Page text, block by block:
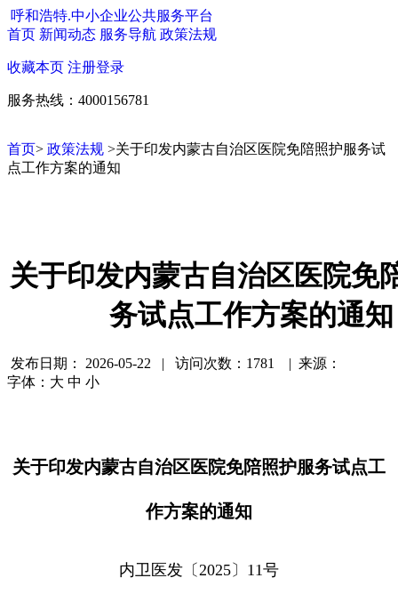
呼和浩特.中小企业公共服务平台
首页 新闻动态 服务导航 政策法规
收藏本页 注册登录
服务热线：4000156781
首页> 政策法规 >关于印发内蒙古自治区医院免陪照护服务试
点工作方案的通知
关于印发内蒙古自治区医院免
务试点工作方案的通知
发布日期：
2026-05-22 | 访问次数：1781 | 来源：
字体： 大 中 小
关于印发内蒙古自治区医院免陪照护服务试点工
作方案的通知
内卫医发〔2025〕11号